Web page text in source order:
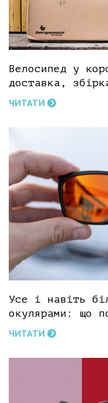
Велосипед у
доставка,
ЧИТАТИ
Усе і навіть
окулярами: що
ЧИТАТИ